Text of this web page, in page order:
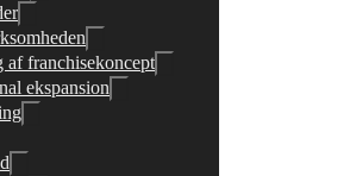
franchisekoncept
ekspansion